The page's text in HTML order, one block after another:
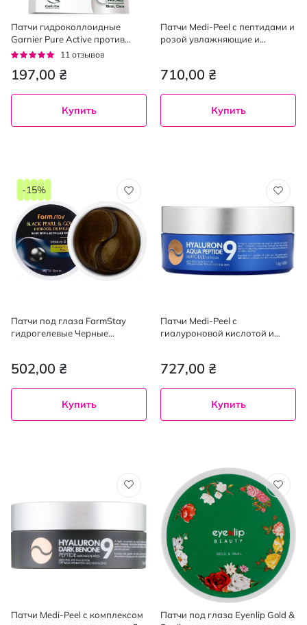
Патчи гидроколлоидные
Garnier Pure Active против
прыщей 22 шт.
Рейтинг:
11 отзывов
197,00 ₴
Купить
Патчи Medi-Peel с пептидами и
розой увлажняющие и
710,00 ₴
Купить
Патчи под глаза FarmStay
гидрогелевые Черные
502,00 ₴
-15%
Купить
Патчи Medi-Peel с
гиалуроновой кислотой и
727,00 ₴
Купить
Патчи Medi-Peel с комплексом
Патчи под глаза Eyenlip Gold &